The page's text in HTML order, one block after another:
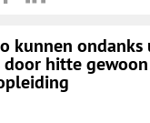
kunnen
door hitte